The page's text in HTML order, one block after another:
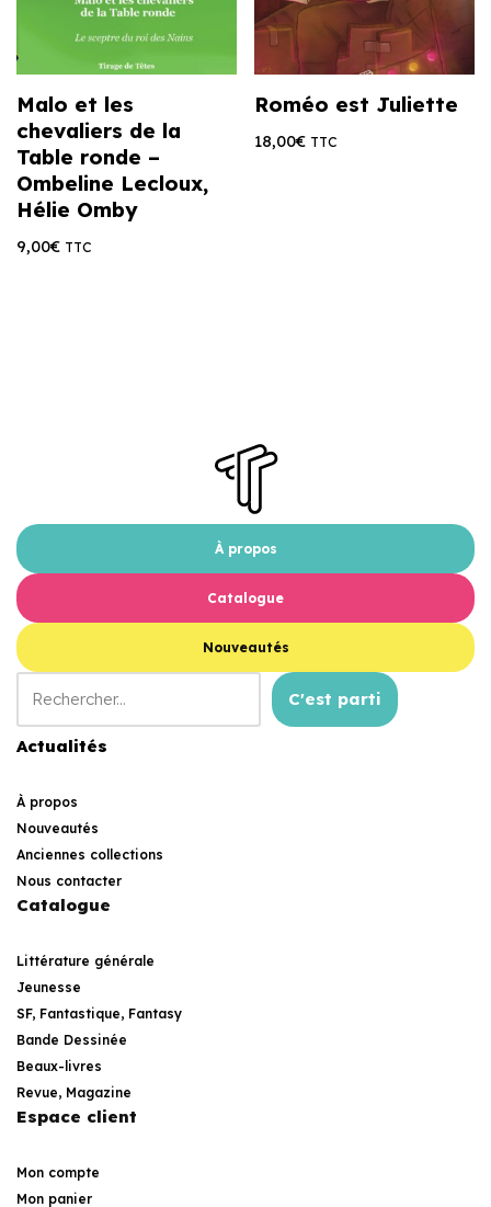
Malo et les
chevaliers de la
Table ronde –
Ombeline Lecloux,
Hélie Omby
9,00€ TTC
Roméo est Juliette
18,00€ TTC
À propos
Catalogue
Nouveautés
C'est parti
Actualités
À propos
Nouveautés
Anciennes collections
Nous contacter
Catalogue
Littérature générale
Jeunesse
SF, Fantastique, Fantasy
Bande Dessinée
Beaux-livres
Revue, Magazine
Espace client
Mon compte
Mon panier